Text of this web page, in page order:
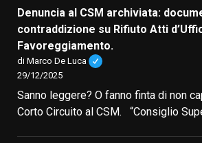
Denuncia al CSM archiviata:
contraddizione su Rifiuto Atti
Favoreggiamento.
di Marco De Luca
29/12/2025
Sanno leggere? O fanno finta di non
Corto Circuito al CSM. “Consiglio